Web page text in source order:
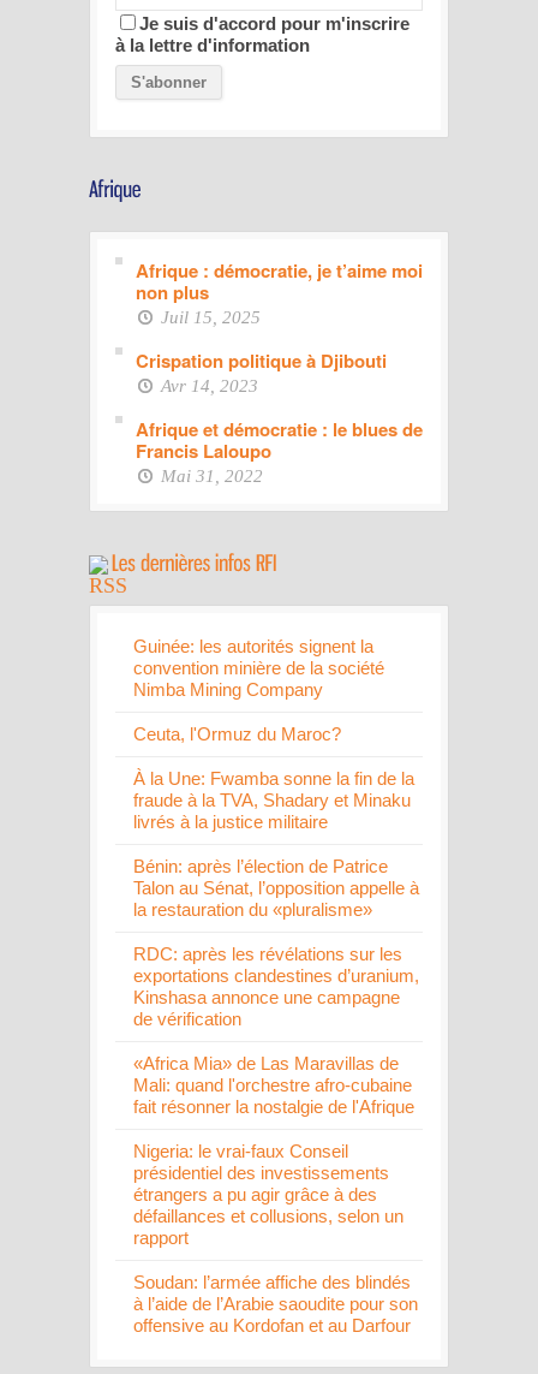
Je suis d'accord pour m'inscrire
à la lettre d'information
Afrique : démocratie, je t’aime moi
non plus
Juil 15, 2025
Crispation politique à Djibouti
Avr 14, 2023
Afrique et démocratie : le blues de
Francis Laloupo
Mai 31, 2022
Guinée: les autorités signent la
convention minière de la société
Nimba Mining Company
Ceuta, l'Ormuz du Maroc?
À la Une: Fwamba sonne la fin de la
fraude à la TVA, Shadary et Minaku
livrés à la justice militaire
Bénin: après l’élection de Patrice
Talon au Sénat, l’opposition appelle à
la restauration du «pluralisme»
RDC: après les révélations sur les
exportations clandestines d’uranium,
Kinshasa annonce une campagne
de vérification
«Africa Mia» de Las Maravillas de
Mali: quand l'orchestre afro-cubaine
fait résonner la nostalgie de l'Afrique
Nigeria: le vrai-faux Conseil
présidentiel des investissements
étrangers a pu agir grâce à des
défaillances et collusions, selon un
rapport
Soudan: l’armée affiche des blindés
à l’aide de l’Arabie saoudite pour son
offensive au Kordofan et au Darfour